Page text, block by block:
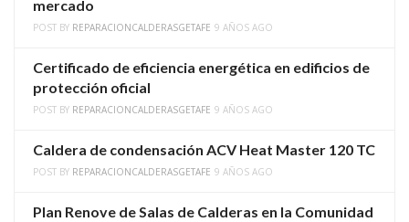
mercado
POST BY REPARACIONCALDERASGETAFE 9 AÑOS AGO
Certificado de eficiencia energética en edificios de
protección oficial
POST BY REPARACIONCALDERASGETAFE 9 AÑOS AGO
Caldera de condensación ACV Heat Master 120 TC
POST BY REPARACIONCALDERASGETAFE 9 AÑOS AGO
Plan Renove de Salas de Calderas en la Comunidad